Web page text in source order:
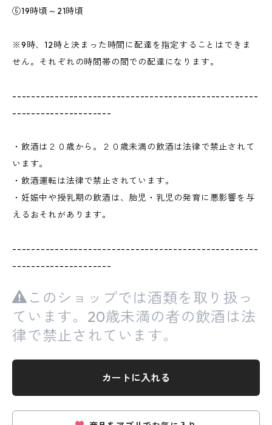
⑥19時頃～21時頃
※9時、12時と決まった時間に配達を指定することはできま
せん。それぞれの時間帯の間での配達になります。
----------------------------------------------------
---------------------
・飲酒は２０歳から。２０歳未満の飲酒は法律で禁止されて
います。
・飲酒運転は法律で禁止されています。
・妊娠中や授乳期の飲酒は、胎児・乳児の発育に悪影響を与
えるおそれがあります。
----------------------------------------------------
---------------------
このショップでは酒類を取り扱っ
ています。20歳未満の者の飲酒は法
律で禁止されています。
カートに入れる